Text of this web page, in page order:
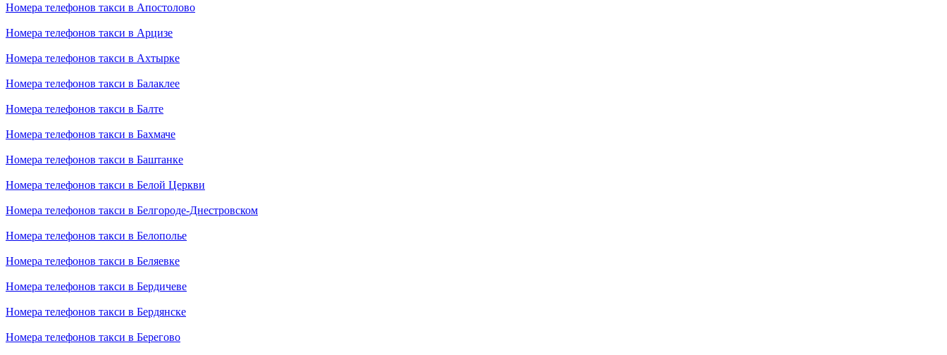
Номера телефонов такси в Апостолово
Номера телефонов такси в Арцизе
Номера телефонов такси в Ахтырке
Номера телефонов такси в Балаклее
Номера телефонов такси в Балте
Номера телефонов такси в Бахмаче
Номера телефонов такси в Баштанке
Номера телефонов такси в Белой Церкви
Номера телефонов такси в Белгороде-Днестровском
Номера телефонов такси в Белополье
Номера телефонов такси в Беляевке
Номера телефонов такси в Бердичеве
Номера телефонов такси в Бердянске
Номера телефонов такси в Берегово